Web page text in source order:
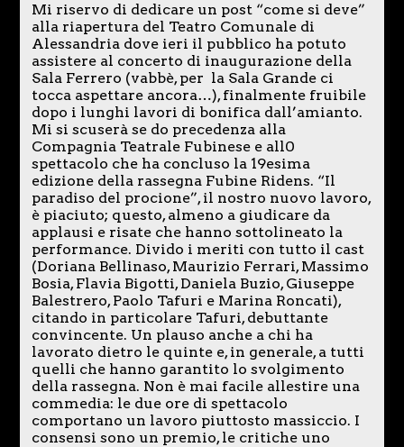
Mi riservo di dedicare un post “come si deve”
alla riapertura del Teatro Comunale di
Alessandria dove ieri il pubblico ha potuto
assistere al concerto di inaugurazione della
Sala Ferrero (vabbè, per la Sala Grande ci
tocca aspettare ancora…), finalmente fruibile
dopo i lunghi lavori di bonifica dall’amianto.
Mi si scuserà se do precedenza alla
Compagnia Teatrale Fubinese e all0
spettacolo che ha concluso la 19esima
edizione della rassegna Fubine Ridens. “Il
paradiso del procione”, il nostro nuovo lavoro,
è piaciuto; questo, almeno a giudicare da
applausi e risate che hanno sottolineato la
performance. Divido i meriti con tutto il cast
(Doriana Bellinaso, Maurizio Ferrari, Massimo
Bosia, Flavia Bigotti, Daniela Buzio, Giuseppe
Balestrero, Paolo Tafuri e Marina Roncati),
citando in particolare Tafuri, debuttante
convincente. Un plauso anche a chi ha
lavorato dietro le quinte e, in generale, a tutti
quelli che hanno garantito lo svolgimento
della rassegna. Non è mai facile allestire una
commedia: le due ore di spettacolo
comportano un lavoro piuttosto massiccio. I
consensi sono un premio, le critiche uno